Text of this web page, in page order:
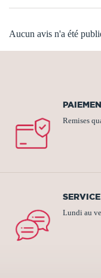
Aucun avis n'a été
Remises
Lundi au